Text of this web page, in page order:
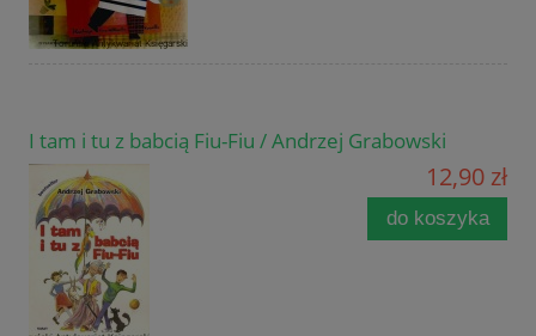
I tam i tu z babcią Fiu-Fiu / Andrzej Grabowski
12,90 zł
do koszyka